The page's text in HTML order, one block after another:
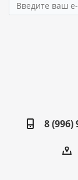
8 (996)